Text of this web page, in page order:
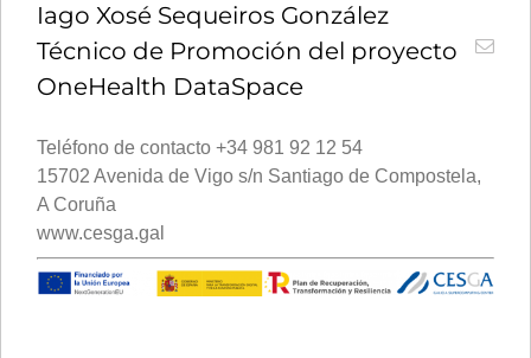
Iago Xosé Sequeiros González
Técnico de Promoción del proyecto
OneHealth DataSpace
Teléfono de contacto +34 981 92 12 54
15702 Avenida de Vigo s/n Santiago de Compostela,
A Coruña
www.cesga.gal